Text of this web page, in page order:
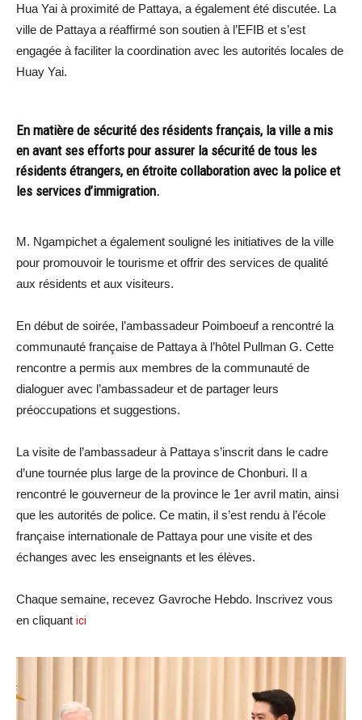
Hua Yai à proximité de Pattaya, a également été discutée. La
ville de Pattaya a réaffirmé son soutien à l’EFIB et s’est
engagée à faciliter la coordination avec les autorités locales de
Huay Yai.
En matière de sécurité des résidents français, la ville a mis
en avant ses efforts pour assurer la sécurité de tous les
résidents étrangers, en étroite collaboration avec la police et
les services d’immigration.
M. Ngampichet a également souligné les initiatives de la ville
pour promouvoir le tourisme et offrir des services de qualité
aux résidents et aux visiteurs.
En début de soirée, l’ambassadeur Poimboeuf a rencontré la
communauté française de Pattaya à l’hôtel Pullman G. Cette
rencontre a permis aux membres de la communauté de
dialoguer avec l’ambassadeur et de partager leurs
préoccupations et suggestions.
La visite de l’ambassadeur à Pattaya s’inscrit dans le cadre
d’une tournée plus large de la province de Chonburi. Il a
rencontré le gouverneur de la province le 1er avril matin, ainsi
que les autorités de police. Ce matin, il s’est rendu à l’école
française internationale de Pattaya pour une visite et des
échanges avec les enseignants et les élèves.
Chaque semaine, recevez Gavroche Hebdo. Inscrivez vous
en cliquant ici